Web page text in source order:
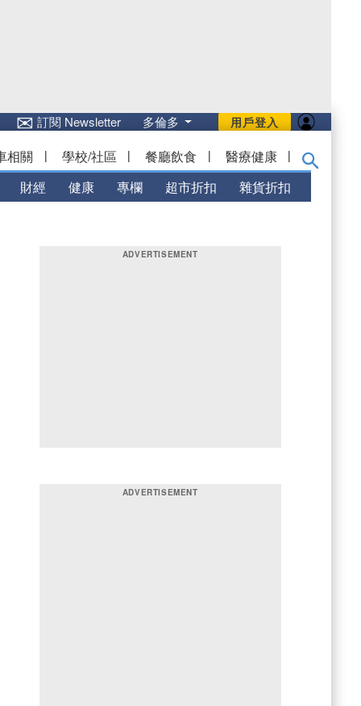
用戶登入
✉訂閱 Newsletter 多倫多
相關 | 學校/社區 | 餐廳飲食 | 醫療健康 |
財經 健康 專欄 超市折扣 雜貨折扣